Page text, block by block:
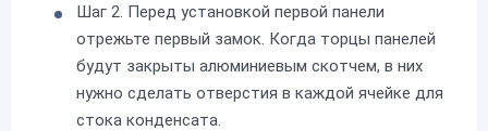
Шаг 2. Перед установкой первой панели
отрежьте первый замок. Когда торцы панелей
будут закрыты алюминиевым скотчем, в них
нужно сделать отверстия в каждой ячейке для
стока конденсата.